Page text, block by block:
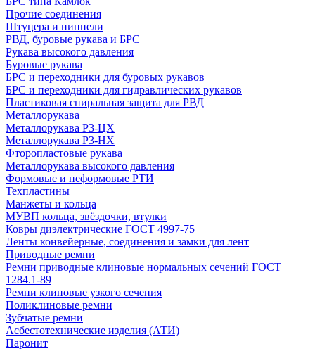
Прочие соединения
Штуцера и ниппели
РВД, буровые рукава и БРС
Рукава высокого давления
Буровые рукава
БРС и переходники для буровых рукавов
БРС и переходники для гидравлических рукавов
Пластиковая спиральная защита для РВД
Металлорукава
Металлорукава Р3-ЦХ
Металлорукава Р3-НХ
Фторопластовые рукава
Металлорукава высокого давления
Формовые и неформовые РТИ
Техпластины
Манжеты и кольца
МУВП кольца, звёздочки, втулки
Ковры диэлектрические ГОСТ 4997-75
Ленты конвейерные, соединения и замки для лент
Приводные ремни
Ремни приводные клиновые нормальных сечений ГОСТ
1284.1-89
Ремни клиновые узкого сечения
Поликлиновые ремни
Зубчатые ремни
Асбестотехнические изделия (АТИ)
Паронит